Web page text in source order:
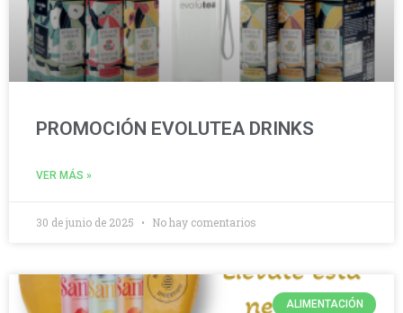
PROMOCIÓN EVOLUTEA DRINKS
VER MÁS »
30 de junio de 2025 No hay comentarios
ALIMENTACIÓN